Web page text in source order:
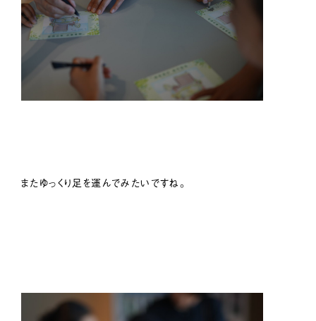
またゆっくり足を運んでみたいですね。